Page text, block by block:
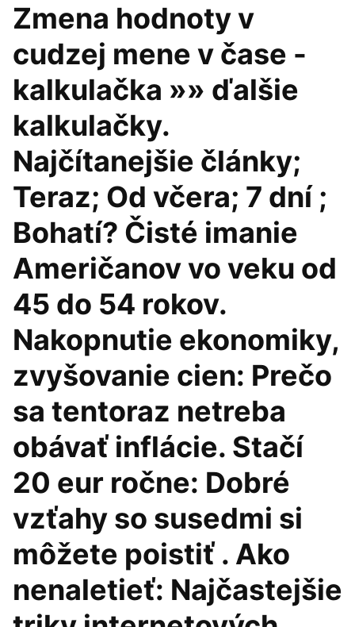
Zmena hodnoty v
cudzej mene v čase -
kalkulačka »» ďalšie
kalkulačky.
Najčítanejšie články;
Teraz; Od včera; 7 dní ;
Bohatí? Čisté imanie
Američanov vo veku od
45 do 54 rokov.
Nakopnutie ekonomiky,
zvyšovanie cien: Prečo
sa tentoraz netreba
obávať inflácie. Stačí
20 eur ročne: Dobré
vzťahy so susedmi si
môžete poistiť . Ako
nenaletieť: Najčastejšie